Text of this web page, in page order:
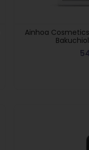
Ainhoa